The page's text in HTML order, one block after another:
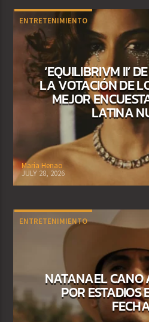
ENTRETENIMIENTO
‘EQUILIBRIVM II’
LA VOTACIÓN DE
MEJOR
LATINA
Maria Henao
JULY 28, 2026
ENTRETENIMIENTO
NATANAEL CANO
POR ESTADIOS